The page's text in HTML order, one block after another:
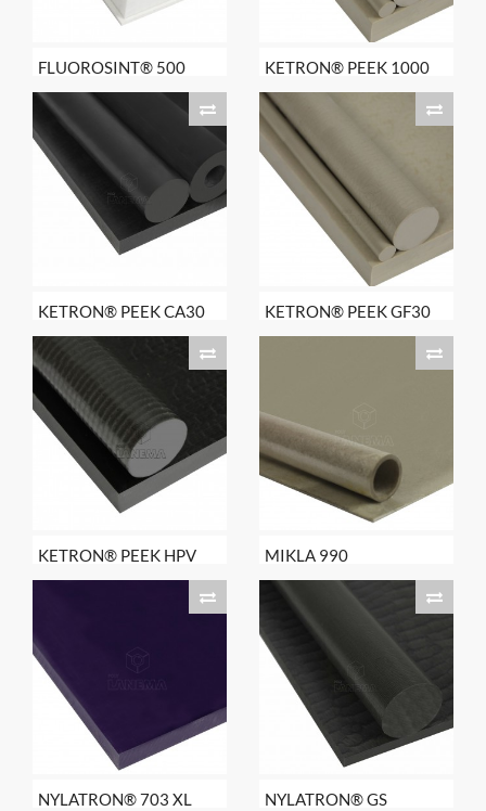
FLUOROSINT® 500 KETRON® PEEK 1000
KETRON® PEEK CA30 KETRON® PEEK GF30
KETRON® PEEK HPV MIKLA 990
NYLATRON® 703 XL NYLATRON® GS